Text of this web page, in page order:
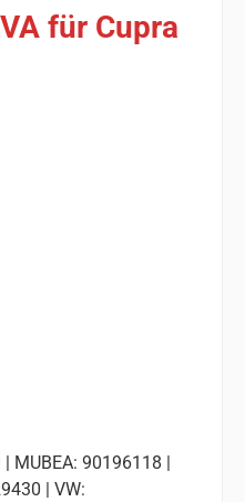
für Cupra
MUBEA: 90196118 |
| VW: